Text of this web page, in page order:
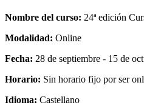
Nombre del curso: 24ª edición
Modalidad: Online
Fecha: 28 de septiembre - 15 de
Horario: Sin horario fijo por ser
Idioma: Castellano